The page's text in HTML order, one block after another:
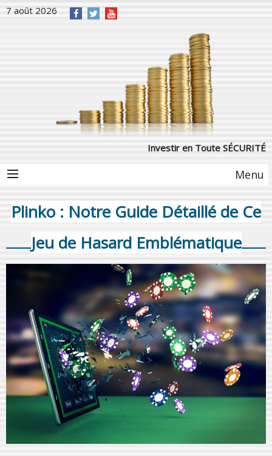
7 août 2026
Investir en Toute SÉCURITÉ
Menu
Plinko : Notre Guide Détaillé de Ce
Jeu de Hasard Emblématique